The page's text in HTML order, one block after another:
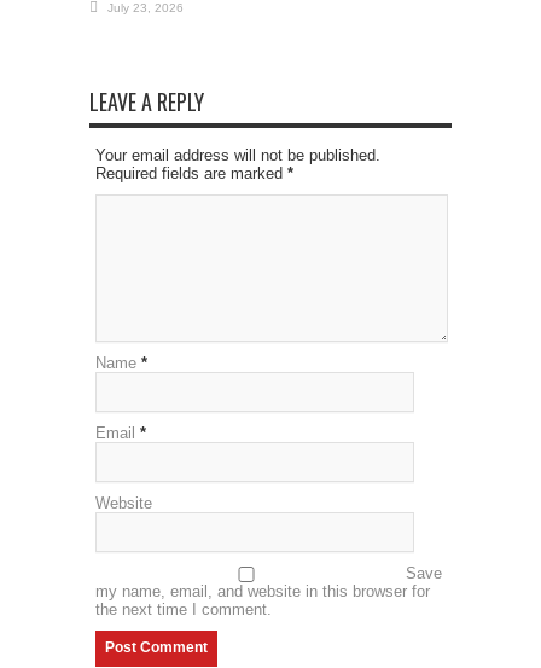
July 23, 2026
LEAVE A REPLY
Your email address will not be published.
Required fields are marked *
Name *
Email *
Website
Save
my name, email, and website in this browser for
the next time I comment.